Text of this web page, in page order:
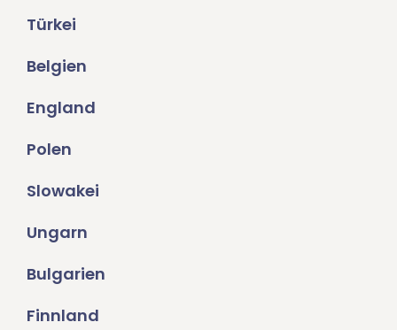
Türkei
Belgien
England
Polen
Slowakei
Ungarn
Bulgarien
Finnland